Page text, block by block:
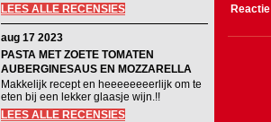
LEES ALLE RECENSIES
aug 17 2023
PASTA MET ZOETE TOMATEN
AUBERGINESAUS EN MOZZARELLA
Makkelijk recept en heeeeeeeerlijk om te
eten bij een lekker glaasje wijn.!!
LEES ALLE RECENSIES
Reactie